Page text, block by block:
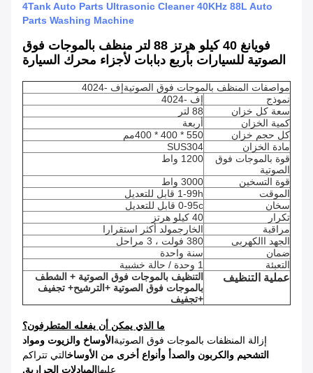
4Tank Auto Parts Ultrasonic Cleaner 40KHz 88L Auto
Parts Washing Machine
فويانغ 40 كيلو هرتز 88 لتر منظف بالموجات فوق
الصوتية للسيارات بأربع دبابات لأجزاء محرك السيارة
مواصفات المنظف بالموجات فوق الصوتيةإف -4024
نموذج
إف -4024
سعة كل خزان
88 لتر
كمية الخزان
أربعة
كل حجم خزان
550 * 400 * 400
مم
مادة الخزان
SUS304
الصوتية
1200 واط
قوة التسخين
3000 واط
الموقت
1-99h قابل للتعديل
سخان
0-95c قابل للتعديل
تكرار
40 كيلو هرتز
مراقبة
الخارجمولد أكثر استقرارا
الجهد االكهربى
380 فولت ، 3 مراحل
ضمان
سنة واحدة
التعبئة
1 وحدة / حالة خشبية
عملية التنظيف
بالموجات فوق الصوتية + الترشيح
+تجفيف
ما الذي يمكن أن يفعله المتطرفون؟
إزالة المنظفات بالموجات فوق الصوتية الأوساخ والزيوت ومواد
التشحيم والكربون والصدأ وأنواع أخرى من الأوساخالتي تتراكم
عليها المبادلات الحرارية.